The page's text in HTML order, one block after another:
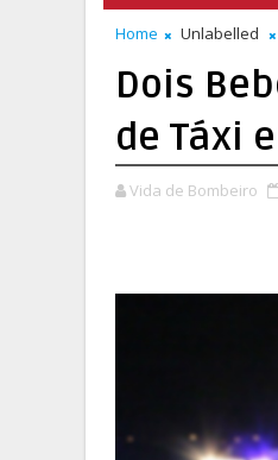
Home Unlabelled
Dois
de Táxi
Vida de Bombeiro